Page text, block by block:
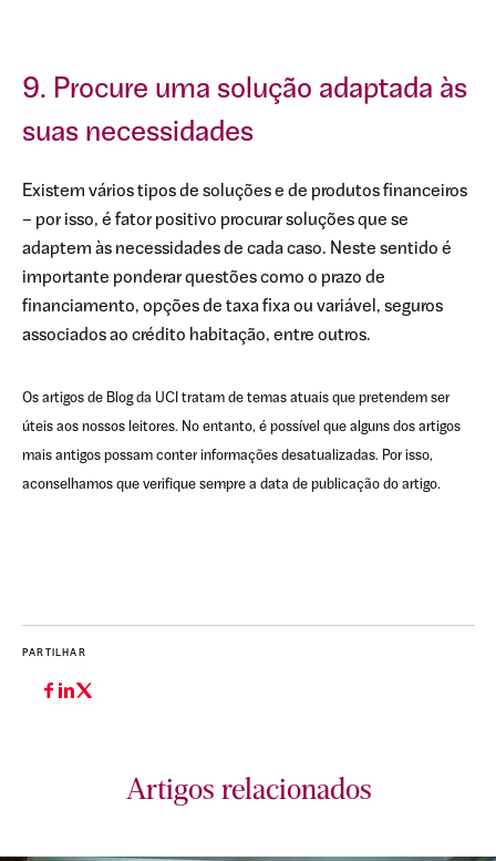
9. Procure uma solução adaptada às
suas necessidades
Existem vários tipos de soluções e de produtos financeiros
– por isso, é fator positivo procurar soluções que se
adaptem às necessidades de cada caso. Neste sentido é
importante ponderar questões como o prazo de
financiamento, opções de taxa fixa ou variável, seguros
associados ao crédito habitação, entre outros.
Os artigos de Blog da UCI tratam de temas atuais que pretendem ser
úteis aos nossos leitores. No entanto, é possível que alguns dos artigos
mais antigos possam conter informações desatualizadas. Por isso,
aconselhamos que verifique sempre a data de publicação do artigo.
PARTILHAR
Artigos relacionados